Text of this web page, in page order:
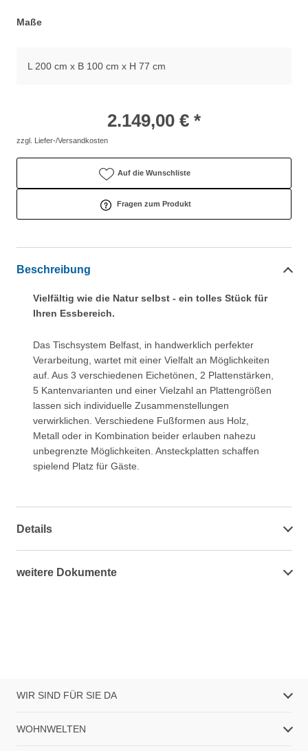
Maße
L 200 cm x B 100 cm x H 77 cm
2.149,00 € *
zzgl. Liefer-/Versandkosten
Auf die Wunschliste
Fragen zum Produkt
Beschreibung
Vielfältig wie die Natur selbst - ein tolles Stück für
Ihren Essbereich.
Das Tischsystem Belfast, in handwerklich perfekter
Verarbeitung, wartet mit einer Vielfalt an Möglichkeiten
auf. Aus 3 verschiedenen Eichetönen, 2 Plattenstärken,
5 Kantenvarianten und einer Vielzahl an Plattengrößen
lassen sich individuelle Zusammenstellungen
verwirklichen. Verschiedene Fußformen aus Holz,
Metall oder in Kombination beider erlauben nahezu
unbegrenzte Möglichkeiten. Ansteckplatten schaffen
spielend Platz für Gäste.
Details
weitere Dokumente
WIR SIND FÜR SIE DA
WOHNWELTEN